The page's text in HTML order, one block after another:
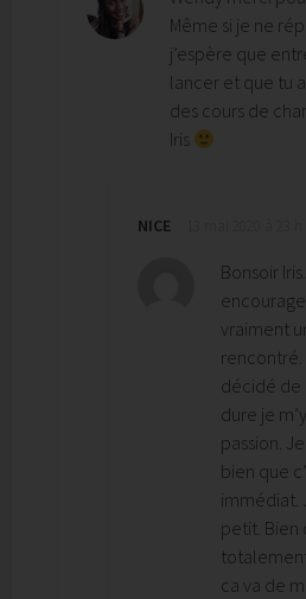
Même si je ne
j’espère que
lancer et que tu
des cours de
Iris
NICE
Bonsoir
vraiment
rencontré.
décidé de
dure je
passion.
bien que
immédiat.
petit. Bien
ca va de